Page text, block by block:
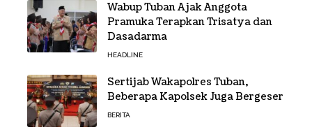
Wabup Tuban Ajak Anggota
Pramuka Terapkan Trisatya dan
Dasadarma
HEADLINE
Sertijab Wakapolres Tuban,
Beberapa Kapolsek Juga Bergeser
BERITA